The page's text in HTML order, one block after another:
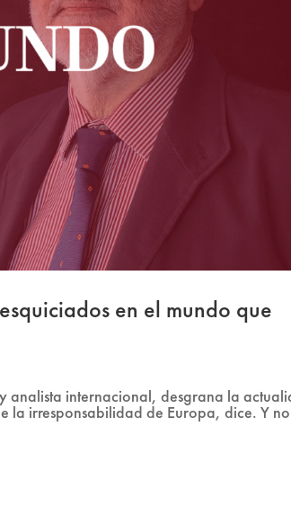
en el mundo que
analista internacional, desgrana la
la irresponsabilidad de Europa, dice. Y no